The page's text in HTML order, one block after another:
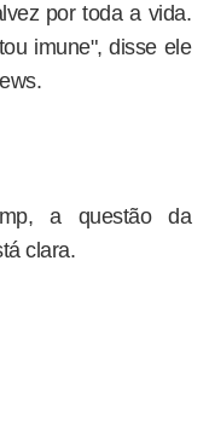
por toda a vida.
imune", disse ele
a questão da
clara.